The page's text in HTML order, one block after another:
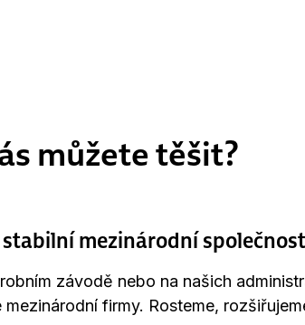
můžete těšit?
mezinárodní
závodě nebo na našich
mezinárodní firmy. Rosteme,